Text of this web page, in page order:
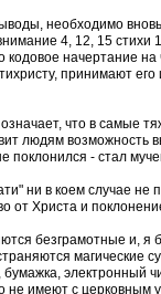
необходимо
4, 12, 15 стихи
кодовое начертание
принимают
что в самые
людям возможность
поклонился - стал
ни в коем случае не
от Христа и
безграмотные и, я
магические
бумажка, электронный
не имеют с